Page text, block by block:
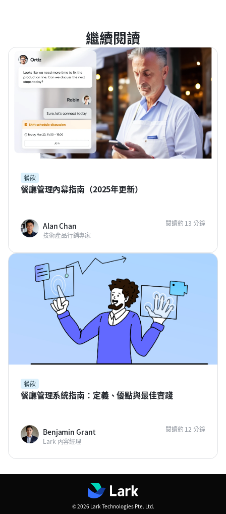
繼續閱讀
餐飲
餐廳管理內幕指南（2025年更新）
Alan Chan
技術產品行銷專家
閱讀約 13 分鐘
餐飲
餐廳管理系統指南：定義、優點與最佳實踐
Benjamin Grant
Lark 内容經理
閱讀約 12 分鐘
© 2026 Lark Technologies Pte. Ltd.